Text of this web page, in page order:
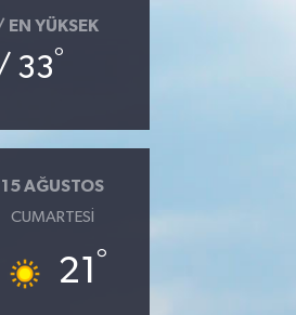
EN YÜKSEK
33°
15 AĞUSTOS
CUMARTESI
21 °